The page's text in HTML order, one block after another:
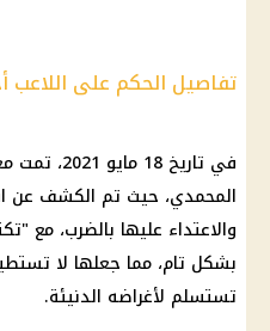
تفاصيل الحكم على اللاعب
في تاريخ
المحمدي، حيث تم الكشف عن
والاعتداء عليها بالضرب، مع
بشكل تام، مما جعلها لا
تستسلم لأغراضه الدنيئة.